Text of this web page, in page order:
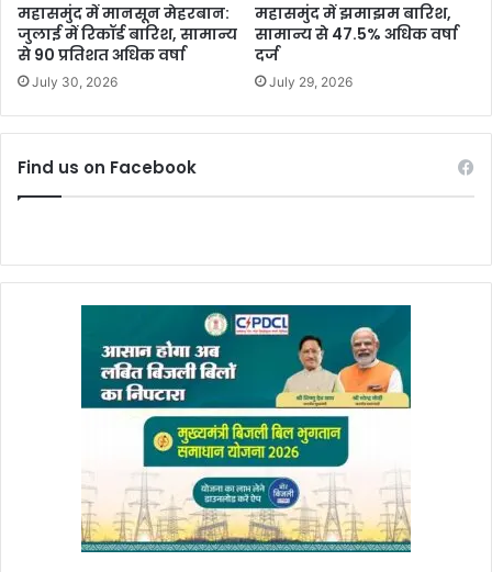
महासमुंद में मानसून मेहरबान:
जुलाई में रिकॉर्ड बारिश, सामान्य
से 90 प्रतिशत अधिक वर्षा
July 30, 2026
महासमुंद में झमाझम बारिश,
सामान्य से 47.5% अधिक वर्षा
दर्ज
July 29, 2026
Find us on Facebook